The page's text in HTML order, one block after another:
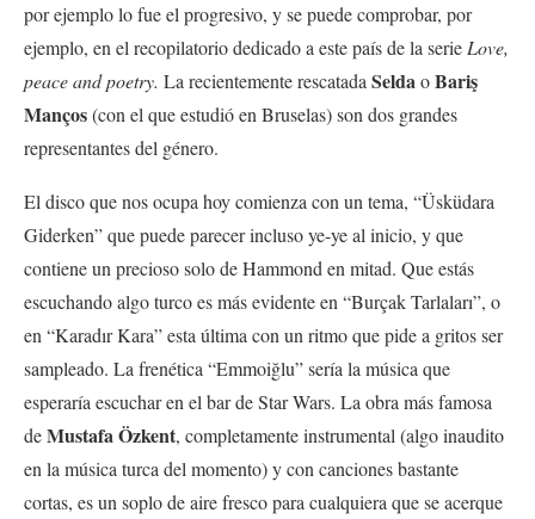
por ejemplo lo fue el progresivo, y se puede comprobar, por
ejemplo, en el recopilatorio dedicado a este país de la serie Love,
peace and poetry. La recientemente rescatada SeldaoBariş
Manços(con el que estudió en Bruselas) son dos grandes
representantes del género.
El disco que nos ocupa hoy comienza con un tema, “Üsküdara
Giderken”que puede parecer incluso ye-ye al inicio, y que
contiene un precioso solo de Hammond en mitad. Que estás
escuchando algo turco es más evidente en “Burçak Tarlaları”, o
en “Karadır Kara” esta última con un ritmo que pide a gritos ser
sampleado. La frenética “Emmoiğlu” sería la música que
esperaría escuchar en el bar de Star Wars. La obra más famosa
deMustafa Özkent, completamente instrumental (algo inaudito
en la música turca del momento) y con canciones bastante
cortas, es un soplo de aire fresco para cualquiera que se acerque